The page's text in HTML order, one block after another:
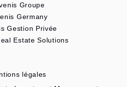
Groupe
Germany
Gestion Privée
Estate Solutions
légales